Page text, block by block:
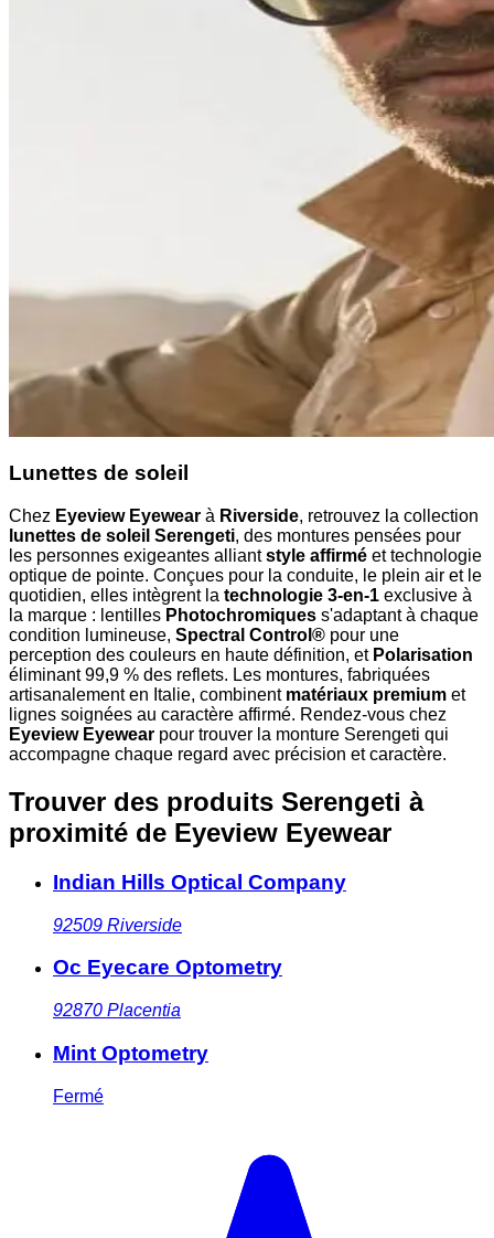
Lunettes de soleil
Chez Eyeview Eyewear à Riverside, retrouvez la collection
lunettes de soleil Serengeti, des montures pensées pour
les personnes exigeantes alliantstyle affirmé et technologie
optique de pointe. Conçues pour la conduite, le plein air et le
quotidien, elles intègrent la technologie 3-en-1 exclusive à
la marque : lentilles Photochromiques s'adaptant à chaque
condition lumineuse, Spectral Control® pour une
perception des couleurs en haute définition, et Polarisation
éliminant 99,9 % des reflets. Les montures, fabriquées
artisanalement en Italie, combinent matériaux premium et
lignes soignées au caractère affirmé. Rendez-vous chez
Eyeview Eyewear pour trouver la monture Serengeti qui
accompagne chaque regard avec précision et caractère.
Trouver des produits Serengeti à
proximité de Eyeview Eyewear
Indian Hills Optical Company
92509 Riverside
Oc Eyecare Optometry
92870 Placentia
Mint Optometry
Fermé